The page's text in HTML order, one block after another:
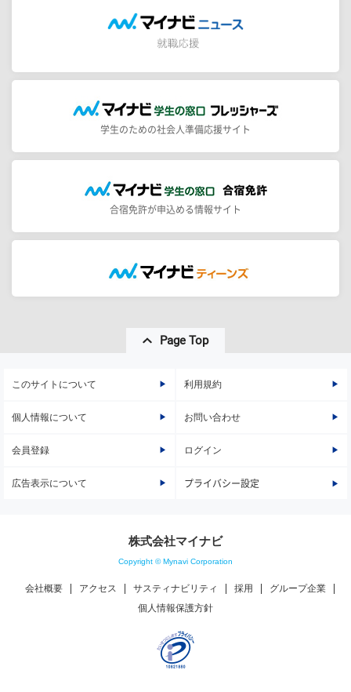
学生のための社会人準備応援サイト
合宿免許が申込める情報サイト
Page Top
このサイトについて 利用規約
個人情報について お問い合わせ
会員登録 ログイン
広告表示について プライバシー設定
株式会社マイナビ
Copyright © Mynavi Corporation
会社概要 アクセス サスティナビリティ 採用
グループ企業
個人情報保護方針